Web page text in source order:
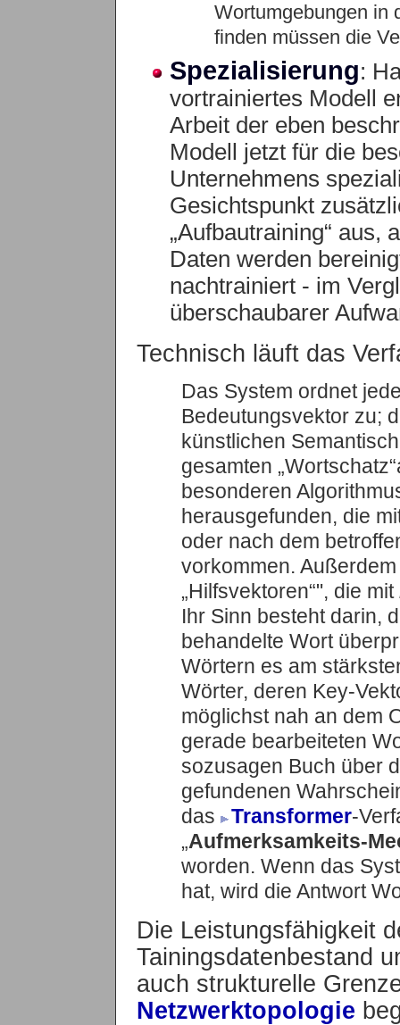
Wortumgebungen in
finden müssen die
Spezialisierung:
vortrainiertes Modell
Arbeit der eben
Modell jetzt für die
Unternehmens
Gesichtspunkt
„Aufbautraining“ aus,
Daten werden
nachtrainiert - im
überschaubarer
Technisch läuft das
Das System ordnet
Bedeutungsvektor zu;
künstlichen
gesamten
besonderen
herausgefunden, die
oder nach dem
vorkommen.
„Hilfsvektoren“", die mit
Ihr Sinn besteht darin,
behandelte Wort
Wörtern es am
Wörter, deren Key-
möglichst nah an dem
gerade bearbeiteten
sozusagen Buch über
gefundenen
das
Transformer-
„Aufmerksamkeits-
worden. Wenn das
hat, wird die Antwort
Die Leistungsfähigkeit
Tainingsdatenbestand
auch strukturelle
Netzwerktopologie